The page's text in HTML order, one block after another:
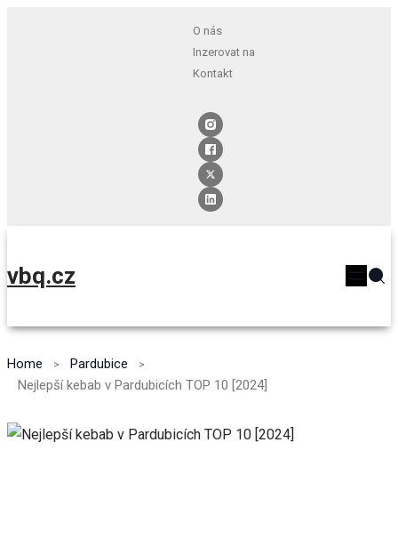
O nás
Inzerovat na
Kontakt
vbq.cz
Home
Pardubice
Nejlepší kebab v Pardubicích TOP 10 [2024]